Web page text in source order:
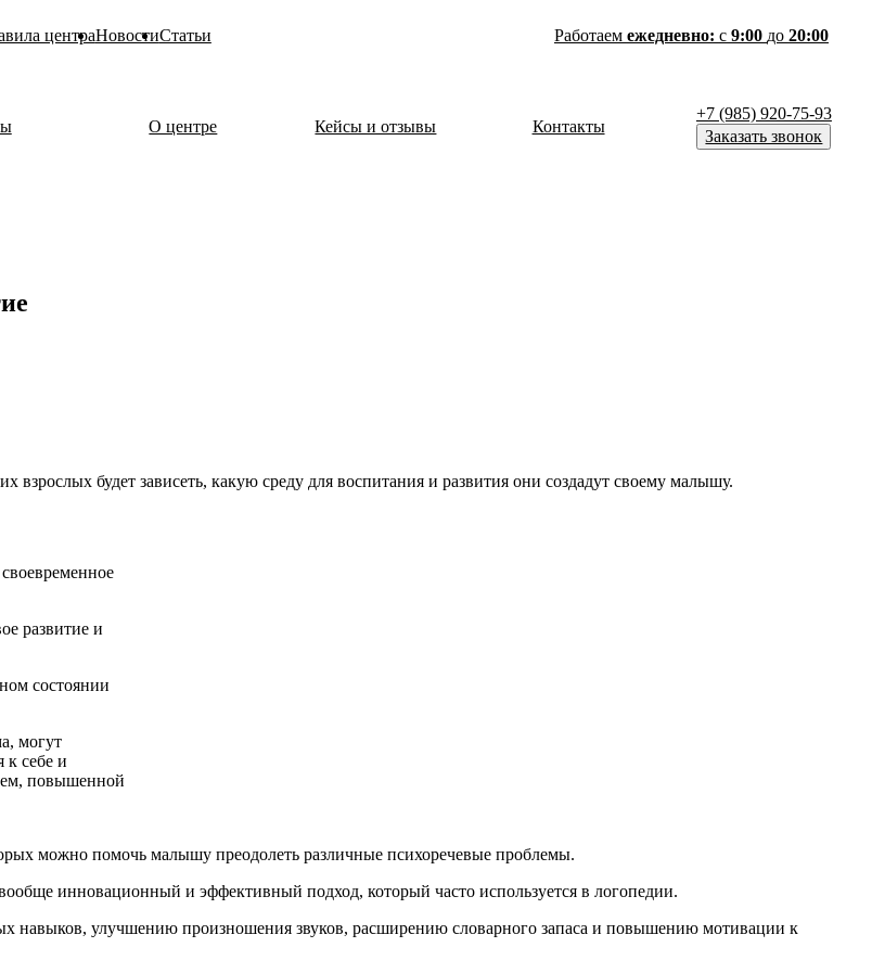
Работаем ежедневно: с 9:00 до 20:00
центраНовостиСтатьи
О центре Кейсы и отзывы Контакты
+7 (985) 920-75-93
Заказать звонок
взрослых будет зависеть, какую среду для воспитания и развития они создадут своему малышу.
развитие и
состоянии
могут
к себе и
повышенной
можно помочь малышу преодолеть различные психоречевые проблемы.
инновационный и эффективный подход, который часто используется в логопедии.
навыков, улучшению произношения звуков, расширению словарного запаса и повышению мотивации к